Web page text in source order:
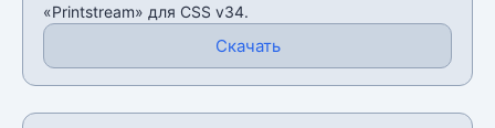
«Printstream» для CSS v34.
Скачать